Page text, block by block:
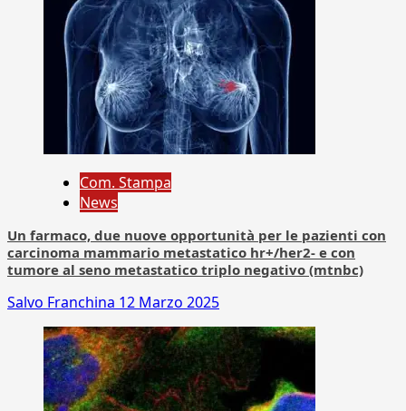
Com. Stampa
News
Un farmaco, due nuove opportunità per le pazienti con
carcinoma mammario metastatico hr+/her2- e con
tumore al seno metastatico triplo negativo (mtnbc)
Salvo Franchina 12 Marzo 2025